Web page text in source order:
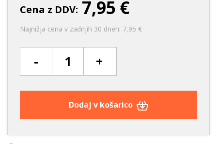
Cena z DDV: 7,95 €
Najnižja cena v zadnjih 30 dneh: 7,95 €
- +
Dodaj v košarico